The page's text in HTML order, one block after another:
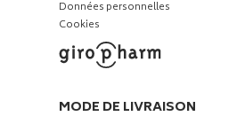
Données personnelles
Cookies
MODE DE LIVRAISON